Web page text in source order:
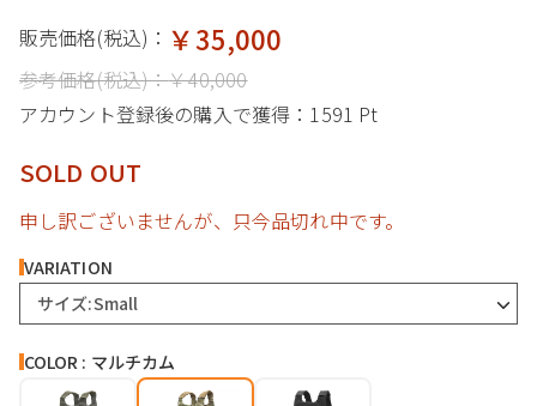
販売価格(税込)： ￥35,000
参考価格(税込)：￥40,000
アカウント登録後の購入で獲得： 1591 Pt
SOLD OUT
申し訳ございませんが、只今品切れ中です。
VARIATION
サイズ:Small
COLOR : マルチカム